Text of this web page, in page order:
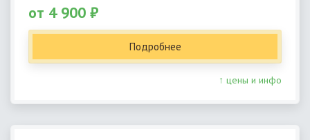
от 4 900 ₽
Подробнее
↑ цены и инфо